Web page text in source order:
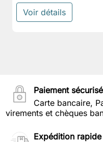
Voir détails
Paiement sécurisé
Carte bancaire,
virements et chèques
Expédition rapide